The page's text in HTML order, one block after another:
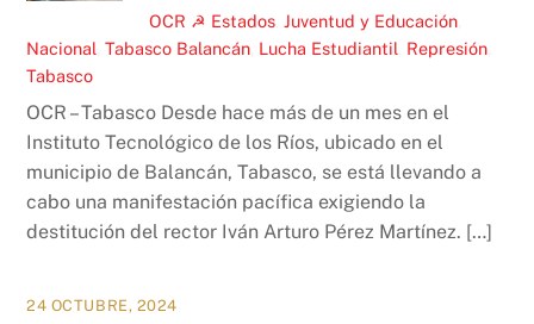
OCR ☭ Estados ,Juventud y Educación
Nacional ,Tabasco Balancán Lucha Estudiantil Represión
Tabasco
OCR – Tabasco Desde hace más de un mes en el
Instituto Tecnológico de los Ríos, ubicado en el
municipio de Balancán, Tabasco, se está llevando a
cabo una manifestación pacífica exigiendo la
destitución del rector Iván Arturo Pérez Martínez. […]
24 OCTUBRE, 2024